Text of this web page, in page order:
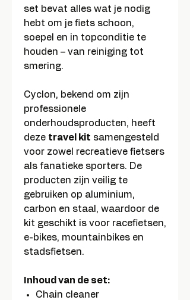
set bevat alles wat je nodig
hebt om je fiets schoon,
soepel en in topconditie te
houden – van reiniging tot
smering.
Cyclon, bekend om zijn
professionele
onderhoudsproducten, heeft
deze travel kit samengesteld
voor zowel recreatieve fietsers
als fanatieke sporters. De
producten zijn veilig te
gebruiken op aluminium,
carbon en staal, waardoor de
kit geschikt is voor racefietsen,
e-bikes, mountainbikes en
stadsfietsen.
Inhoud van de set:
Chain cleaner